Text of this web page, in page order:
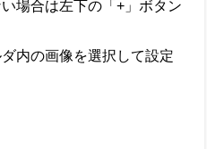
場合は左下の「+」ボタン
内の画像を選択して設定